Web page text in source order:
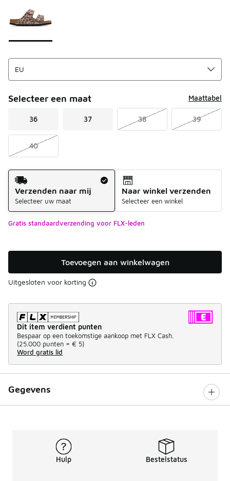
Selecteer een maat Maattabel
36 37 38 39
40
Verzendmethode
Verzenden naar mij
Selecteer uw maat
Naar winkel verzenden
Selecteer een winkel
Gratis standaardverzending voor FLX-leden
Toevoegen aan winkelwagen
Uitgesloten voor korting
Dit item verdient punten
Bespaar op een toekomstige aankoop met FLX Cash.
(25.000 punten = € 5)
Word gratis lid
Gegevens
Hulp Bestelstatus